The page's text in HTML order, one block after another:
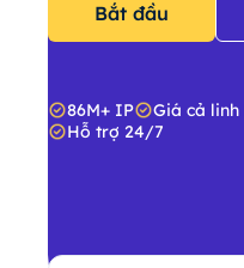
Bắt đầu
86M+ IP Giá cả
Hỗ trợ 24/7